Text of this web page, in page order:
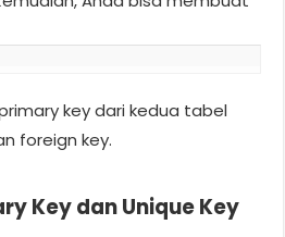
key dari kedua tabel
foreign key.
Key dan Unique Key